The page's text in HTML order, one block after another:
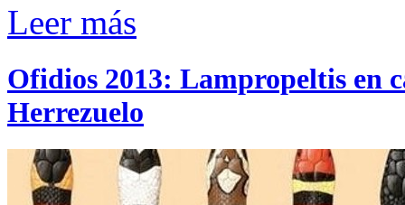
Leer más
Ofidios 2013: Lampropeltis en
Herrezuelo